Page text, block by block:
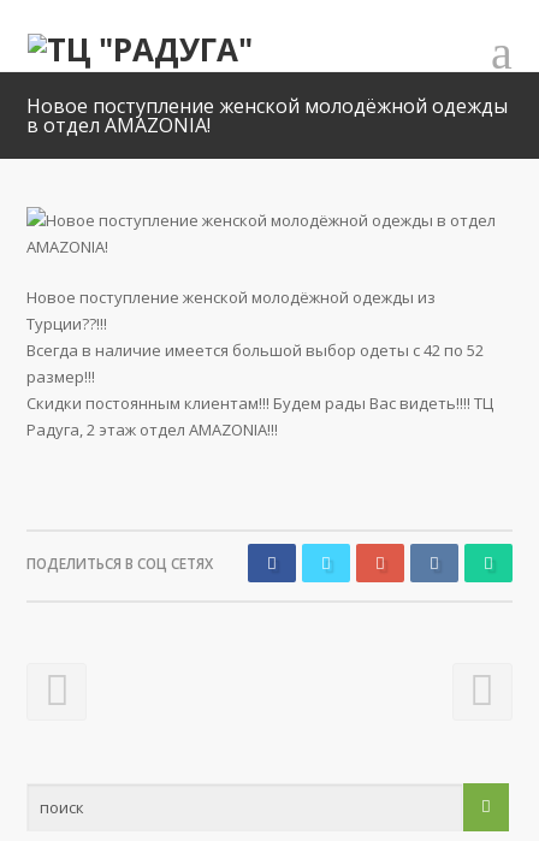
Новое поступление женской молодёжной одежды
в отдел AMAZONIA!
Новое поступление женской молодёжной одежды из
Турции??!!!
Всегда в наличие имеется большой выбор одеты с 42 по 52
размер!!!
Скидки постоянным клиентам!!! Будем рады Вас видеть!!!! ТЦ
Радуга, 2 этаж отдел AMAZONIA!!!
ПОДЕЛИТЬСЯ В СОЦ СЕТЯХ